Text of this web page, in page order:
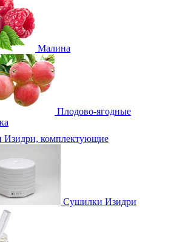
Малина
Плодово-ягодные
комплектующие
Сушилки Изидри